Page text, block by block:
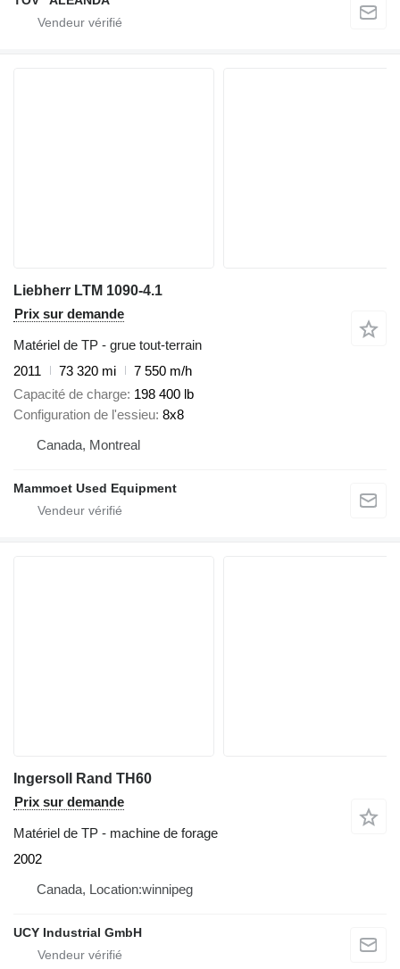
Liebherr LTM 1090-4.1
Prix sur demande
Matériel de TP - grue tout-terrain
2011
73 320 mi
7 550 m/h
Capacité de charge 198 400 lb
Configuration de l'essieu 8x8
Canada, Montreal
Mammoet Used Equipment
Ingersoll Rand TH60
Prix sur demande
Matériel de TP - machine de forage
2002
Canada, Location:winnipeg
UCY Industrial GmbH